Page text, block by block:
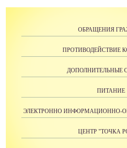
ОБРАЩЕНИЯ
ПРОТИВОДЕЙСТВИЕ
ДОПОЛНИТЕЛЬНЫЕ
ПИТАНИЕ
ЭЛЕКТРОННО ИНФОРМАЦИОННО-
ЦЕНТР "ТОЧКА